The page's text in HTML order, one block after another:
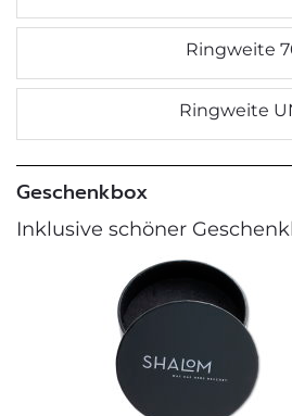
Ringweite
Ringweite
Geschenkbox
Inklusive schöner